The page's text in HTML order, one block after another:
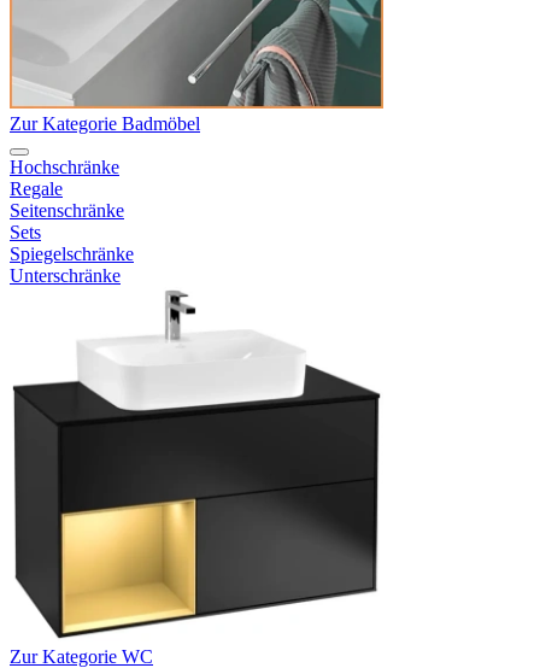
Zur Kategorie Badmöbel
Hochschränke
Regale
Seitenschränke
Sets
Spiegelschränke
Unterschränke
Zur Kategorie WC